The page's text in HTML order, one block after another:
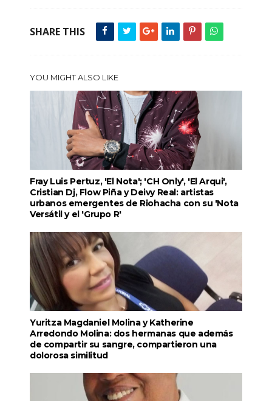
SHARE THIS
YOU MIGHT ALSO LIKE
Fray Luis Pertuz, 'El Nota'; 'CH Only', 'El Arqui',
Cristian Dj, Flow Piña y Deivy Real: artistas
urbanos emergentes de Riohacha con su 'Nota
Versátil y el 'Grupo R'
Yuritza Magdaniel Molina y Katherine
Arredondo Molina: dos hermanas que además
de compartir su sangre, compartieron una
dolorosa similitud